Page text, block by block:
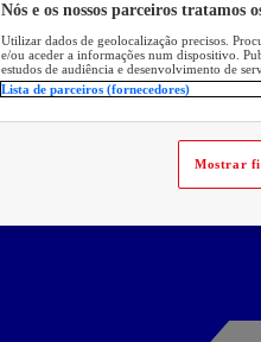
Nós e os nossos parceiros tratamos
Utilizar dados de geolocalização precisos.
e/ou aceder a informações num dispositivo.
estudos de audiência e desenvolvimento de
Lista de parceiros (fornecedores)
Mostrar